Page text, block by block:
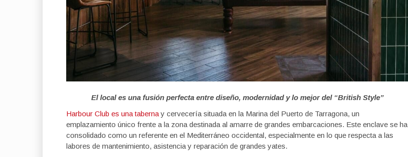
El local es una fusión perfecta entre diseño, modernidad y lo mejor del “British Style”
Harbour Club es una tabernay cervecería situada en la Marina del Puerto de Tarragona, un
emplazamiento único frente a la zona destinada al amarre de grandes embarcaciones. Este enclave se ha
consolidado como un referente en el Mediterráneo occidental, especialmente en lo que respecta a las
labores de mantenimiento, asistencia y reparación de grandes yates.